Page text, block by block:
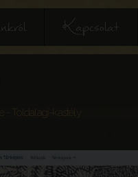
Kapcsolat
- Toldalagi-kastély